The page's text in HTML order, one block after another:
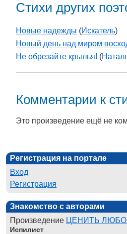
Стихи других
Новые надежды (Искатель)
Новый день над миром
Не обрезайте крылья! (
Комментарии к
Это произведение ещё не
Регистрация на портале
Вход
Регистрация
Знакомство с авторами
Произведение ЦЕНИТЬ
Испилист